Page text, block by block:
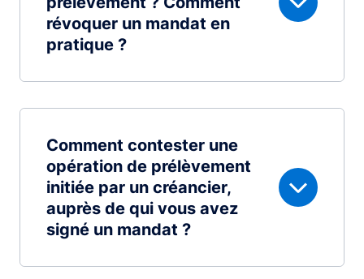
révoquer un mandat en
pratique ?
Comment contester une
opération de prélèvement
initiée par un créancier,
auprès de qui vous avez
signé un mandat ?